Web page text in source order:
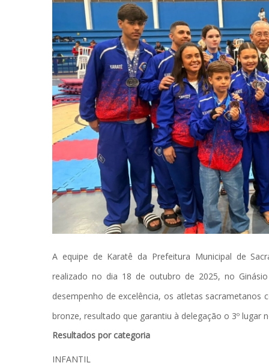
A equipe de Karatê da Prefeitura Municipal de
realizado no dia 18 de outubro de 2025, no
desempenho de excelência, os atletas
bronze, resultado que garantiu à delegação o 3º lugar
Resultados por categoria
INFANTIL